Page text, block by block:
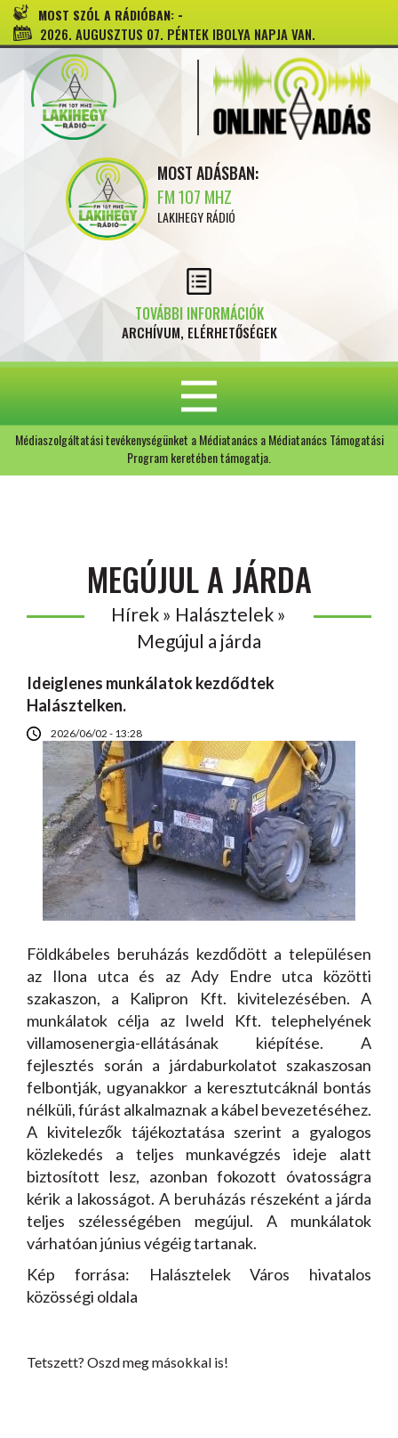
MOST SZÓL A RÁDIÓBAN: -
2026. AUGUSZTUS 07. PÉNTEK IBOLYA NAPJA VAN.
MOST ADÁSBAN:
FM 107 MHZ
LAKIHEGY RÁDIÓ
TOVÁBBI INFORMÁCIÓK
ARCHÍVUM, ELÉRHETŐSÉGEK
Médiaszolgáltatási tevékenységünket a Médiatanács a Médiatanács Támogatási
Program keretében támogatja.
MEGÚJUL A JÁRDA
Hírek » Halásztelek »
Megújul a járda
Ideiglenes munkálatok kezdődtek
Halásztelken.
2026/06/02 - 13:28
Földkábeles beruházás kezdődött a településen
az Ilona utca és az Ady Endre utca közötti
szakaszon, a Kalipron Kft. kivitelezésében. A
munkálatok célja az Iweld Kft. telephelyének
villamosenergia-ellátásának kiépítése. A
fejlesztés során a járdaburkolatot szakaszosan
felbontják, ugyanakkor a keresztutcáknál bontás
nélküli, fúrást alkalmaznak a kábel bevezetéséhez.
A kivitelezők tájékoztatása szerint a gyalogos
közlekedés a teljes munkavégzés ideje alatt
biztosított lesz, azonban fokozott óvatosságra
kérik a lakosságot. A beruházás részeként a járda
teljes szélességében megújul. A munkálatok
várhatóan június végéig tartanak.
Kép forrása: Halásztelek Város hivatalos
közösségi oldala
Tetszett? Oszd meg másokkal is!